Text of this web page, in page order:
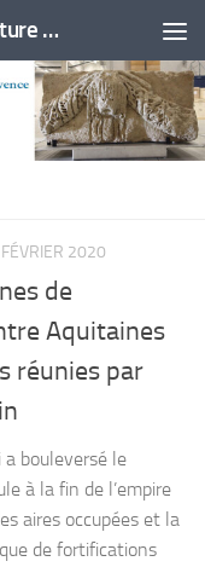
Institut de Recherche sur l'Architecture Antique
2020
de
Aquitaines
réunies par
bouleversé le
à la fin de l’empire
aires occupées et la
de fortifications